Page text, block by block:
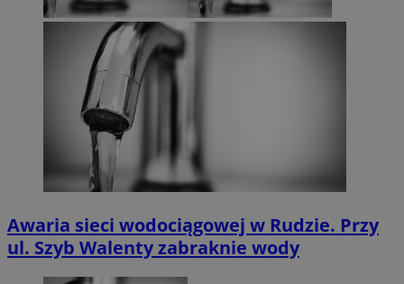
Awaria sieci wodociągowej w Rudzie. Przy
ul. Szyb Walenty zabraknie wody